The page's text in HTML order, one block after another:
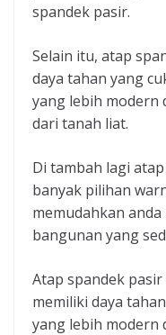
spandek pasir.
Selain itu, atap
daya tahan yang
yang lebih modern
dari tanah liat.
Di tambah lagi
banyak pilihan
memudahkan
bangunan yang
Atap spandek
memiliki daya
yang lebih modern